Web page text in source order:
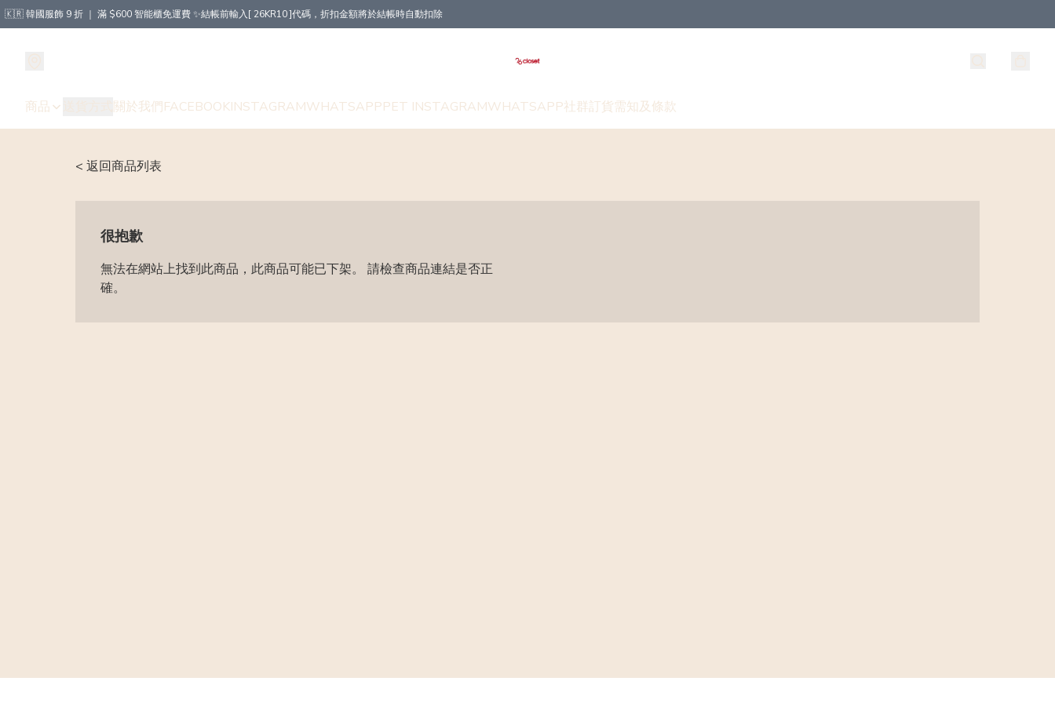
🇰🇷 韓國服飾 9 折 ｜ 滿 $600 智能櫃免運費 ✨結帳前輸入[ 26KR10 ]代碼，折扣金額將於結帳時自動扣除
商品 關於我們FACEBOOKINSTAGRAMWHATSAPPPET INSTAGRAMWHATSAPP社群訂貨需知及條款
< 返回商品列表
很抱歉
無法在網站上找到此商品，此商品可能已下架。 請檢查商品連結是否正
確。